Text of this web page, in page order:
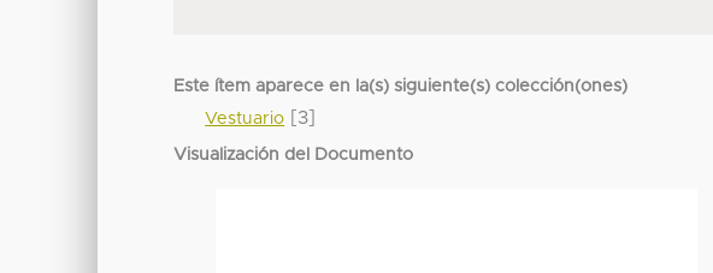
Este ítem aparece en la(s) siguiente(s) colección(ones)
Vestuario [3]
Visualización del Documento